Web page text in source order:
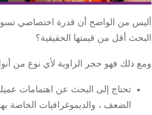
من الواضح أن قدرة اختصاصي تسويق
أقل من قيمتها الحقيقية؟
ذلك فهو حجر الزاوية لأي نوع من أنواع
تحتاج إلى البحث عن اهتمامات عميلك
الضعف ، والديموغرافيات الخاصة بهم